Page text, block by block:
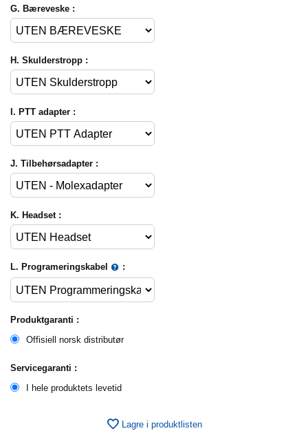
G. Bæreveske :
H. Skulderstropp :
I. PTT adapter :
J. Tilbehørsadapter :
K. Headset :
L. Programeringskabel :
Produktgaranti :
Offisiell norsk distributør
Servicegaranti :
I hele produktets levetid
Lagre i produktlisten